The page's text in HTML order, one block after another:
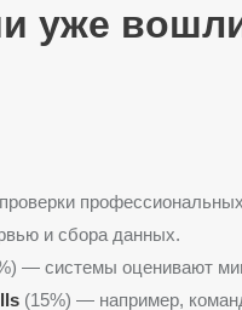
уже
и сбора данных.
— системы оценивают
(15%) — например,